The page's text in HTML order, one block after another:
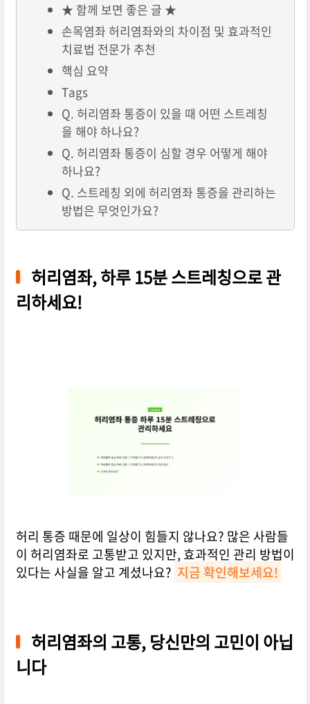
★ 함께 보면 좋은 글 ★
손목염좌 허리염좌와의 차이점 및 효과적인
치료법 전문가 추천
핵심 요약
Tags
Q. 허리염좌 통증이 있을 때 어떤 스트레칭
을 해야 하나요?
Q. 허리염좌 통증이 심할 경우 어떻게 해야
하나요?
Q. 스트레칭 외에 허리염좌 통증을 관리하는
방법은 무엇인가요?
허리염좌, 하루 15분 스트레칭으로 관
리하세요!
허리 통증 때문에 일상이 힘들지 않나요? 많은 사람들
이 허리염좌로 고통받고 있지만, 효과적인 관리 방법이
있다는 사실을 알고 계셨나요? 지금 확인해보세요!
허리염좌의 고통, 당신만의 고민이 아닙
니다